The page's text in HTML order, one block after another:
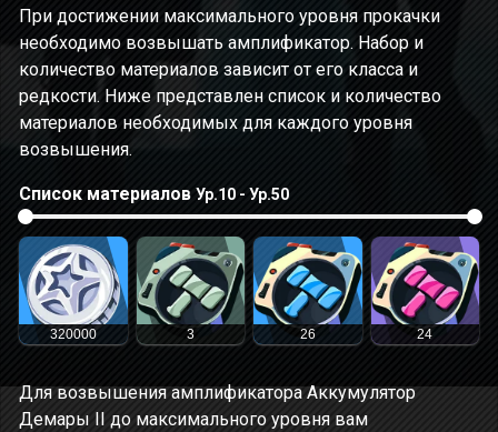
При достижении максимального уровня прокачки
необходимо возвышать амплификатор. Набор и
количество материалов зависит от его класса и
редкости. Ниже представлен список и количество
материалов необходимых для каждого уровня
возвышения.
Список материалов Ур.10 - Ур.50
320000 3 26 24
Для возвышения амплификатора Аккумулятор
Демары II до максимального уровня вам